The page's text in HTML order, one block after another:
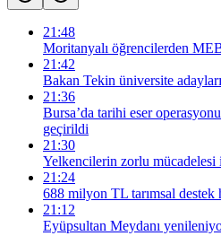
21:48
Moritanyalı öğrencilerden
21:42
Bakan Tekin üniversite
21:36
Bursa’da tarihi eser
geçirildi
21:30
Yelkencilerin zorlu mücadelesi
21:24
688 milyon TL tarımsal destek
21:12
Eyüpsultan Meydanı